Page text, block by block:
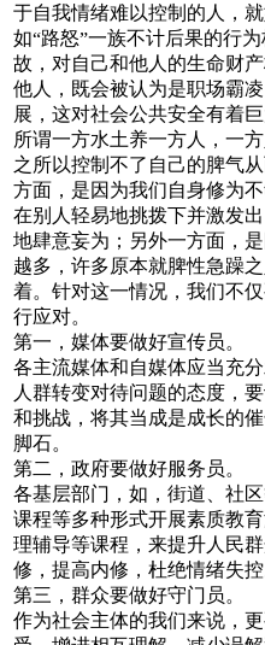
于自我情绪难以控制的人，
如“路怒”一族不计后果的行
故，对自己和他人的生命财
他人，既会被认为是职场霸
展，这对社会公共安全有着
所谓一方水土养一方人，一
之所以控制不了自己的脾气
方面，是因为我们自身修为
在别人轻易地挑拨下并激发
地肆意妄为；另外一方面，
越多，许多原本就脾性急躁
着。针对这一情况，我们不
行应对。
第一，媒体要做好宣传员。
各主流媒体和自媒体应当充
人群转变对待问题的态度，
和挑战，将其当成是成长的
脚石。
第二，政府要做好服务员。
各基层部门，如，街道、社
课程等多种形式开展素质教
理辅导等课程，来提升人民
修，提高内修，杜绝情绪失控
第三，群众要做好守门员。
作为社会主体的我们来说，